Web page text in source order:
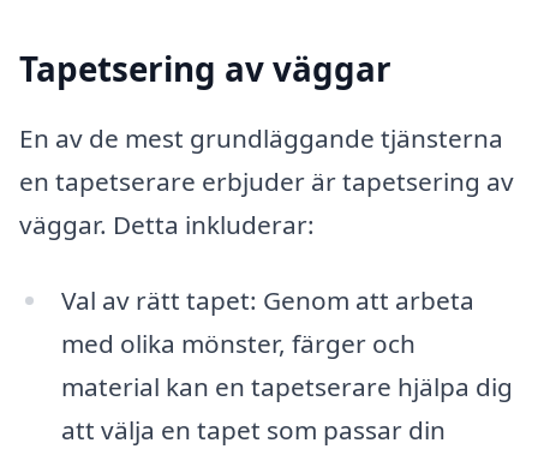
Tapetsering av väggar
En av de mest grundläggande tjänsterna
en tapetserare erbjuder är tapetsering av
väggar. Detta inkluderar:
Val av rätt tapet: Genom att arbeta
med olika mönster, färger och
material kan en tapetserare hjälpa dig
att välja en tapet som passar din